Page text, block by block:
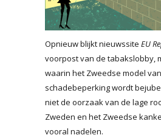
Opnieuw blijkt nieuwssite EU
voorpost van de tabakslobby,
waarin het Zweedse model van
schadebeperking wordt
niet de oorzaak van de lage
Zweden en het Zweedse
vooral nadelen.